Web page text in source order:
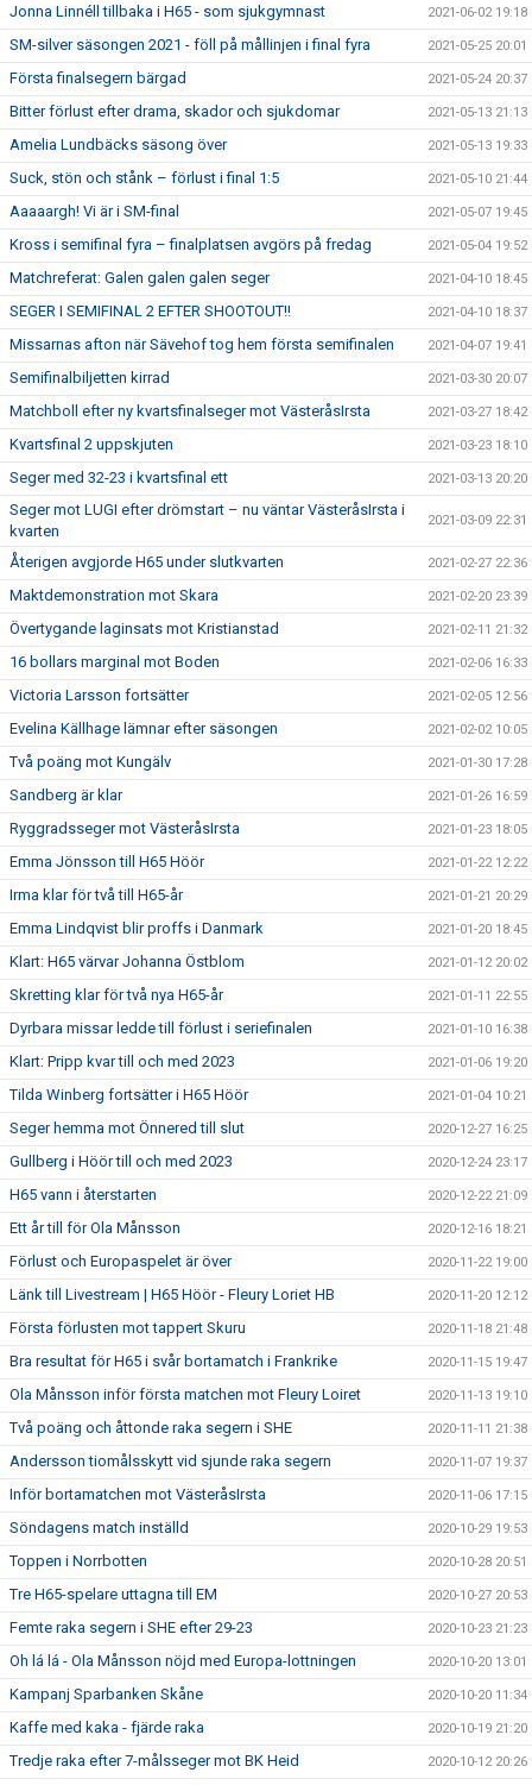
Jonna Linnéll tillbaka i H65 - som sjukgymnast 2021-06-02 19:18
SM-silver säsongen 2021 - föll på mållinjen i final fyra 2021-05-25 20:01
Första finalsegern bärgad 2021-05-24 20:37
Bitter förlust efter drama, skador och sjukdomar 2021-05-13 21:13
Amelia Lundbäcks säsong över 2021-05-13 19:33
Suck, stön och stånk – förlust i final 1:5 2021-05-10 21:44
Aaaaargh! Vi är i SM-final 2021-05-07 19:45
Kross i semifinal fyra – finalplatsen avgörs på fredag 2021-05-04 19:52
Matchreferat: Galen galen galen seger 2021-04-10 18:45
SEGER I SEMIFINAL 2 EFTER SHOOTOUT!! 2021-04-10 18:37
Missarnas afton när Sävehof tog hem första semifinalen 2021-04-07 19:41
Semifinalbiljetten kirrad 2021-03-30 20:07
Matchboll efter ny kvartsfinalseger mot VästeråsIrsta 2021-03-27 18:42
Kvartsfinal 2 uppskjuten 2021-03-23 18:10
Seger med 32-23 i kvartsfinal ett 2021-03-13 20:20
Seger mot LUGI efter drömstart – nu väntar VästeråsIrsta i
kvarten
2021-03-09 22:31
Återigen avgjorde H65 under slutkvarten 2021-02-27 22:36
Maktdemonstration mot Skara 2021-02-20 23:39
Övertygande laginsats mot Kristianstad 2021-02-11 21:32
16 bollars marginal mot Boden 2021-02-06 16:33
Victoria Larsson fortsätter 2021-02-05 12:56
Evelina Källhage lämnar efter säsongen 2021-02-02 10:05
Två poäng mot Kungälv 2021-01-30 17:28
Sandberg är klar 2021-01-26 16:59
Ryggradsseger mot VästeråsIrsta 2021-01-23 18:05
Emma Jönsson till H65 Höör 2021-01-22 12:22
Irma klar för två till H65-år 2021-01-21 20:29
Emma Lindqvist blir proffs i Danmark 2021-01-20 18:45
Klart: H65 värvar Johanna Östblom 2021-01-12 20:02
Skretting klar för två nya H65-år 2021-01-11 22:55
Dyrbara missar ledde till förlust i seriefinalen 2021-01-10 16:38
Klart: Pripp kvar till och med 2023 2021-01-06 19:20
Tilda Winberg fortsätter i H65 Höör 2021-01-04 10:21
Seger hemma mot Önnered till slut 2020-12-27 16:25
Gullberg i Höör till och med 2023 2020-12-24 23:17
H65 vann i återstarten 2020-12-22 21:09
Ett år till för Ola Månsson 2020-12-16 18:21
Förlust och Europaspelet är över 2020-11-22 19:00
Länk till Livestream | H65 Höör - Fleury Loriet HB 2020-11-20 12:12
Första förlusten mot tappert Skuru 2020-11-18 21:48
Bra resultat för H65 i svår bortamatch i Frankrike 2020-11-15 19:47
Ola Månsson inför första matchen mot Fleury Loiret 2020-11-13 19:10
Två poäng och åttonde raka segern i SHE 2020-11-11 21:38
Andersson tiomålsskytt vid sjunde raka segern 2020-11-07 19:37
Inför bortamatchen mot VästeråsIrsta 2020-11-06 17:15
Söndagens match inställd 2020-10-29 19:53
Toppen i Norrbotten 2020-10-28 20:51
Tre H65-spelare uttagna till EM 2020-10-27 20:53
Femte raka segern i SHE efter 29-23 2020-10-23 21:23
Oh lá lá - Ola Månsson nöjd med Europa-lottningen 2020-10-20 13:01
Kampanj Sparbanken Skåne 2020-10-20 11:34
Kaffe med kaka - fjärde raka 2020-10-19 21:20
Tredje raka efter 7-målsseger mot BK Heid 2020-10-12 20:26